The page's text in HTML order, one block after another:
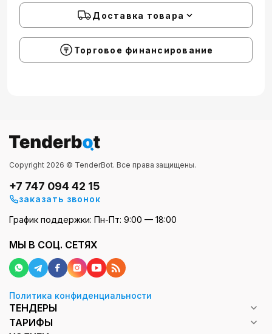
Доставка товара
Торговое финансирование
Copyright 2026 © TenderBot. Все права защищены.
+7 747 094 42 15
заказать звонок
График поддержки: Пн-Пт: 9:00 — 18:00
МЫ В СОЦ. СЕТЯХ
Политика конфиденциальности
ТЕНДЕРЫ
ТАРИФЫ